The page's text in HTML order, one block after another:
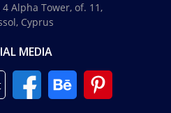
Alpha Tower, of. 11,
Cyprus
MEDIA